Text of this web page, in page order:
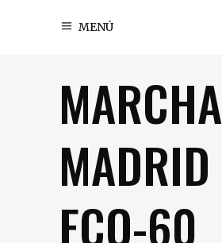
MENÚ
MARCHA
MADRID
ECO-60